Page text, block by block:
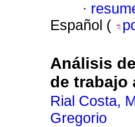
·
Español (
Análisis
de trabajo
Rial Costa,
Gregorio